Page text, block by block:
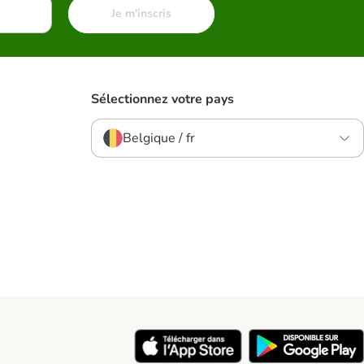
Je m'inscris
Sélectionnez votre pays
Belgique / fr